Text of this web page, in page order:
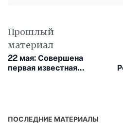
Прошлый
материал
22 мая: Совершена
первая известная
ПОСЛЕДНИЕ МАТЕРИАЛЫ